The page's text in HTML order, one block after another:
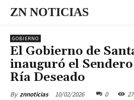
ZN NOTICIAS
GOBIERNO
El Gobierno de
inauguró el
Ría Deseado
By znnoticias 10/02/2026 0